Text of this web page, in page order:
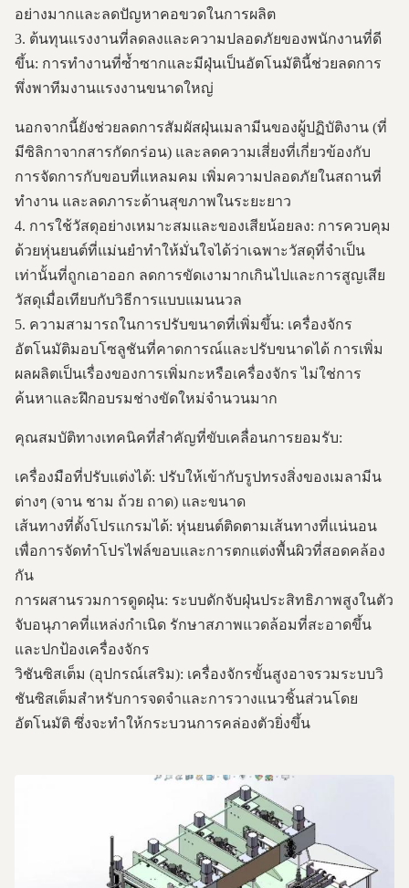
อย่างมากและลดปัญหาคอขวดในการผลิต
3. ต้นทุนแรงงานที่ลดลงและความปลอดภัยของพนักงานที่ดี
ขึ้น: การทำงานที่ซ้ำซากและมีฝุ่นเป็นอัตโนมัตินี้ช่วยลดการ
พึ่งพาทีมงานแรงงานขนาดใหญ่
นอกจากนี้ยังช่วยลดการสัมผัสฝุ่นเมลามีนของผู้ปฏิบัติงาน (ที่
มีซิลิกาจากสารกัดกร่อน) และลดความเสี่ยงที่เกี่ยวข้องกับ
การจัดการกับขอบที่แหลมคม เพิ่มความปลอดภัยในสถานที่
ทำงาน และลดภาระด้านสุขภาพในระยะยาว
4. การใช้วัสดุอย่างเหมาะสมและของเสียน้อยลง: การควบคุม
ด้วยหุ่นยนต์ที่แม่นยำทำให้มั่นใจได้ว่าเฉพาะวัสดุที่จำเป็น
เท่านั้นที่ถูกเอาออก ลดการขัดเงามากเกินไปและการสูญเสีย
วัสดุเมื่อเทียบกับวิธีการแบบแมนนวล
5. ความสามารถในการปรับขนาดที่เพิ่มขึ้น: เครื่องจักร
อัตโนมัติมอบโซลูชันที่คาดการณ์และปรับขนาดได้ การเพิ่ม
ผลผลิตเป็นเรื่องของการเพิ่มกะหรือเครื่องจักร ไม่ใช่การ
ค้นหาและฝึกอบรมช่างขัดใหม่จำนวนมาก
คุณสมบัติทางเทคนิคที่สำคัญที่ขับเคลื่อนการยอมรับ:
เครื่องมือที่ปรับแต่งได้: ปรับให้เข้ากับรูปทรงสิ่งของเมลามีน
ต่างๆ (จาน ชาม ถ้วย ถาด) และขนาด
เส้นทางที่ตั้งโปรแกรมได้: หุ่นยนต์ติดตามเส้นทางที่แน่นอน
เพื่อการจัดทำโปรไฟล์ขอบและการตกแต่งพื้นผิวที่สอดคล้อง
กัน
การผสานรวมการดูดฝุ่น: ระบบดักจับฝุ่นประสิทธิภาพสูงในตัว
จับอนุภาคที่แหล่งกำเนิด รักษาสภาพแวดล้อมที่สะอาดขึ้น
และปกป้องเครื่องจักร
วิชันซิสเต็ม (อุปกรณ์เสริม): เครื่องจักรขั้นสูงอาจรวมระบบวิ
ชันซิสเต็มสำหรับการจดจำและการวางแนวชิ้นส่วนโดย
อัตโนมัติ ซึ่งจะทำให้กระบวนการคล่องตัวยิ่งขึ้น